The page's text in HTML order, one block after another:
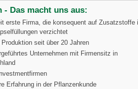
- Das macht uns aus:
erste Firma, die konsequent auf Zusatzstoffe
verzichtet
Produktion seit über 20 Jahren
Unternehmen mit Firmensitz in
Erfahrung in der Pflanzenkunde